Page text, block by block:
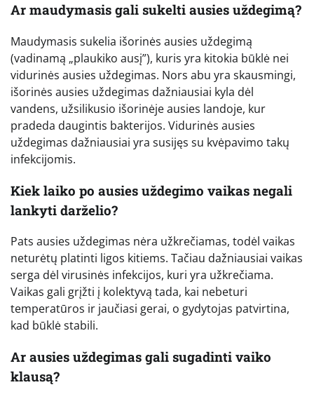
Ar maudymasis gali sukelti ausies uždegimą?
Maudymasis sukelia išorinės ausies uždegimą
(vadinamą „plaukiko ausį”), kuris yra kitokia būklė nei
vidurinės ausies uždegimas. Nors abu yra skausmingi,
išorinės ausies uždegimas dažniausiai kyla dėl
vandens, užsilikusio išorinėje ausies landoje, kur
pradeda daugintis bakterijos. Vidurinės ausies
uždegimas dažniausiai yra susijęs su kvėpavimo takų
infekcijomis.
Kiek laiko po ausies uždegimo vaikas negali
lankyti darželio?
Pats ausies uždegimas nėra užkrečiamas, todėl vaikas
neturėtų platinti ligos kitiems. Tačiau dažniausiai vaikas
serga dėl virusinės infekcijos, kuri yra užkrečiama.
Vaikas gali grįžti į kolektyvą tada, kai nebeturi
temperatūros ir jaučiasi gerai, o gydytojas patvirtina,
kad būklė stabili.
Ar ausies uždegimas gali sugadinti vaiko
klausą?